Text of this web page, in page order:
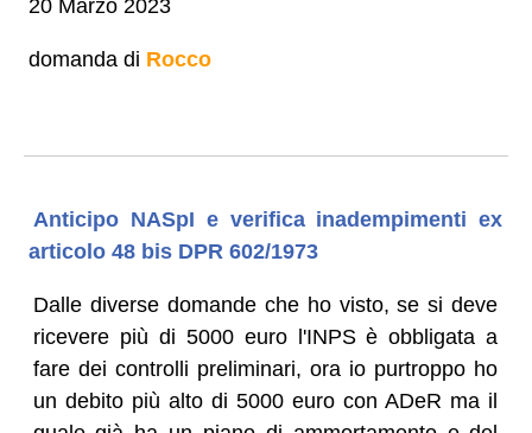
20 Marzo 2023
domanda di Rocco
Anticipo NASpI e verifica inadempimenti ex
articolo 48 bis DPR 602/1973
Dalle diverse domande che ho visto, se si deve
ricevere più di 5000 euro l'INPS è obbligata a
fare dei controlli preliminari, ora io purtroppo ho
un debito più alto di 5000 euro con ADeR ma il